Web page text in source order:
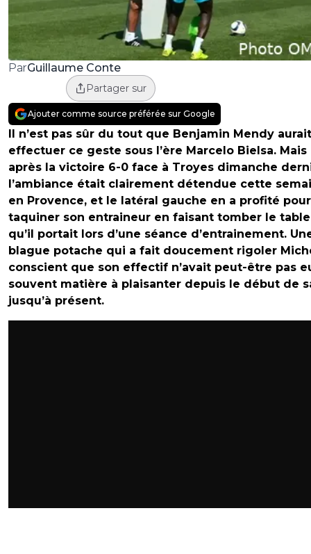
ParGuillaume Conte
Partager sur
Ajouter comme source préférée sur Google
Il n’est pas sûr du tout que Benjamin Mendy
effectuer ce geste sous l’ère Marcelo Bielsa. Mais
après la victoire 6-0 face à Troyes dimanche
l’ambiance était clairement détendue cette
en Provence, et le latéral gauche en a profité pour
taquiner son entraineur en faisant tomber le
qu’il portait lors d’une séance d’entrainement.
blague potache qui a fait doucement rigoler
conscient que son effectif n’avait peut-être pas
souvent matière à plaisanter depuis le début de
jusqu’à présent.